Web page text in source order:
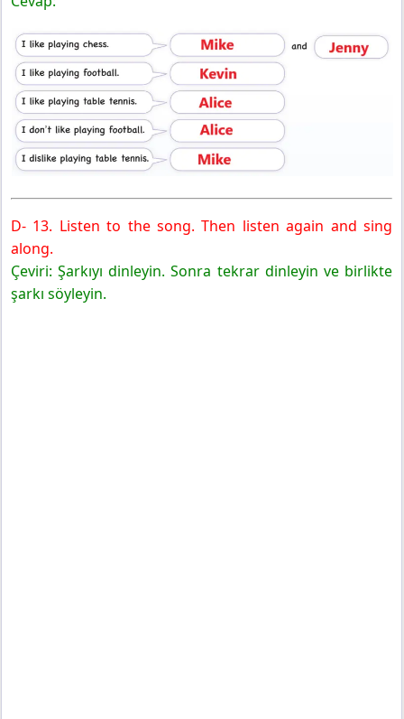
D- 13. Listen to the song. Then listen again and sing
along.
Çeviri: Şarkıyı dinleyin. Sonra tekrar dinleyin ve birlikte
şarkı söyleyin.